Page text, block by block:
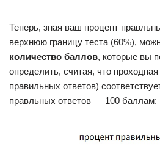
Теперь, зная ваш процент
верхнюю границу теста (60%),
количество баллов, которые вы
определить, считая, что
правильных ответов)
правльных ответов — 100 баллам: